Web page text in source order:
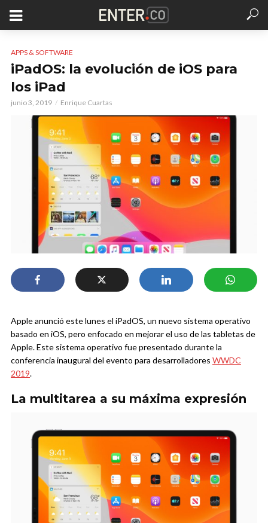
APPS & SOFTWARE
iPadOS: la evolución de iOS para
los iPad
junio 3, 2019 Enrique Cuartas
Apple anunció este lunes el iPadOS, un nuevo sistema operativo
basado en iOS, pero enfocado en mejorar el uso de las tabletas de
Apple. Este sistema operativo fue presentado durante la
conferencia inaugural del evento para desarrolladores WWDC
2019.
La multitarea a su máxima expresión